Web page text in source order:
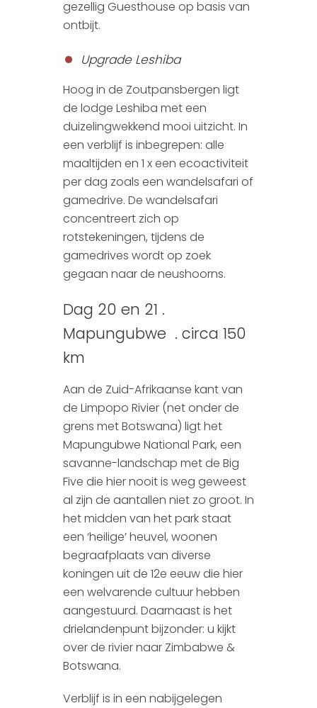
gezellig Guesthouse op basis van
ontbijt.
Upgrade Leshiba
Hoog in de Zoutpansbergen ligt
de lodge Leshiba met een
duizelingwekkend mooi uitzicht. In
een verblijf is inbegrepen: alle
maaltijden en 1 x een ecoactiviteit
per dag zoals een wandelsafari of
gamedrive. De wandelsafari
concentreert zich op
rotstekeningen, tijdens de
gamedrives wordt op zoek
gegaan naar de neushoorns.
Dag 20 en 21 .
Mapungubwe . circa 150
km
Aan de Zuid-Afrikaanse kant van
de Limpopo Rivier (net onder de
grens met Botswana) ligt het
Mapungubwe National Park, een
savanne-landschap met de Big
Five die hier nooit is weg geweest
al zijn de aantallen niet zo groot. In
het midden van het park staat
een ‘heilige’ heuvel, woonen
begraafplaats van diverse
koningen uit de 12e eeuw die hier
een welvarende cultuur hebben
aangestuurd. Daarnaast is het
drielandenpunt bijzonder: u kijkt
over de rivier naar Zimbabwe &
Botswana.
Verblijf is in een nabijgelegen